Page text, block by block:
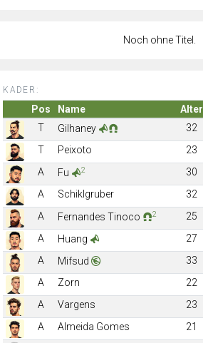
Noch ohne Titel.
KADER:
Pos Name Alter
T
Gilhaney 32
T
Peixoto 23
A
Fu 2 30
A
Schiklgruber 32
A
Fernandes Tinoco 2 25
A
Huang 27
A
Mifsud 33
A
Zorn 22
A
Vargens 23
A
Almeida Gomes 21